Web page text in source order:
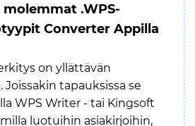
.WPS-
Converter Appilla
on yllättävän
tapauksissa se
WPS Writer - tai Kingsoft
luotuihin asiakirjoihin,